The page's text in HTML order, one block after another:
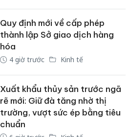
Quy định mới về cấp phép
thành lập Sở giao dịch hàng
hóa
4 giờ trước Kinh tế
Xuất khẩu thủy sản trước ngã
rẽ mới: Giữ đà tăng nhờ thị
trường, vượt sức ép bằng tiêu
chuẩn